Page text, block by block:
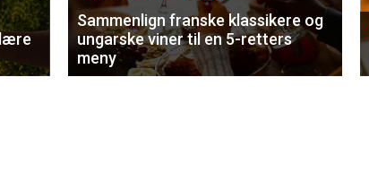
Sammenlign franske klassikere og
ungarske viner til en 5-retters
meny